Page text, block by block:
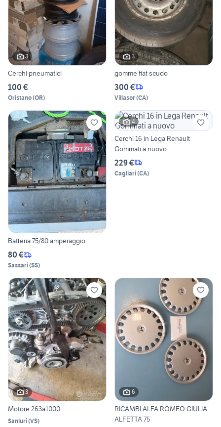
3
Cerchi pneumatici
100 €
Oristano(OR)
3
gomme fiat scudo
300 €
Villasor(CA)
Batteria 75/80 amperaggio
80 €
Sassari(SS)
4
Cerchi 16 in Lega Renault
Gommati a nuovo
229 €
Cagliari(CA)
3
Motore 263a1000
Sanluri(VS)
6
RICAMBI ALFA ROMEO GIULIA
ALFETTA 75